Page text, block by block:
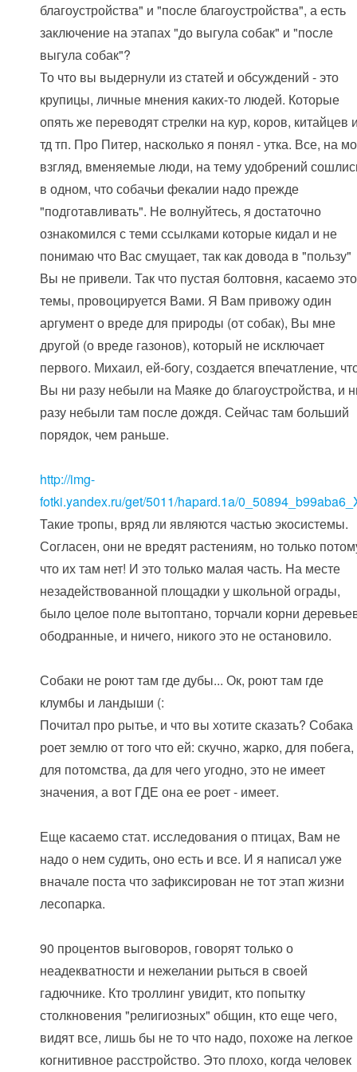
благоустройства" и "после благоустройства", а есть
заключение на этапах "до выгула собак" и "после
выгула собак"?
То что вы выдернули из статей и обсуждений - это
крупицы, личные мнения каких-то людей. Которые
опять же переводят стрелки на кур, коров, китайцев
тд тп. Про Питер, насколько я понял - утка. Все, на
взгляд, вменяемые люди, на тему удобрений
в одном, что собачьи фекалии надо прежде
"подготавливать". Не волнуйтесь, я достаточно
ознакомился с теми ссылками которые кидал и не
понимаю что Вас смущает, так как довода в "пользу"
Вы не привели. Так что пустая болтовня, касаемо
темы, провоцируется Вами. Я Вам привожу один
аргумент о вреде для природы (от собак), Вы мне
другой (о вреде газонов), который не исключает
первого. Михаил, ей-богу, создается впечатление,
Вы ни разу небыли на Маяке до благоустройства, и
разу небыли там после дождя. Сейчас там больший
порядок, чем раньше.
http://img-
fotki.yandex.ru/get/5011/hapard.1a/
Такие тропы, вряд ли являются частью экосистемы.
Согласен, они не вредят растениям, но только
что их там нет! И это только малая часть. На месте
незадействованной площадки у школьной ограды,
было целое поле вытоптано, торчали корни
ободранные, и ничего, никого это не остановило.
Собаки не роют там где дубы... Ок, роют там где
клумбы и ландыши (:
Почитал про рытье, и что вы хотите сказать? Собака
роет землю от того что ей: скучно, жарко, для побега,
для потомства, да для чего угодно, это не имеет
значения, а вот ГДЕ она ее роет - имеет.
Еще касаемо стат. исследования о птицах, Вам не
надо о нем судить, оно есть и все. И я написал уже
вначале поста что зафиксирован не тот этап жизни
лесопарка.
90 процентов выговоров, говорят только о
неадекватности и нежелании рыться в своей
гадючнике. Кто троллинг увидит, кто попытку
столкновения "религиозных" общин, кто еще чего,
видят все, лишь бы не то что надо, похоже на легкое
когнитивное расстройство. Это плохо, когда человек